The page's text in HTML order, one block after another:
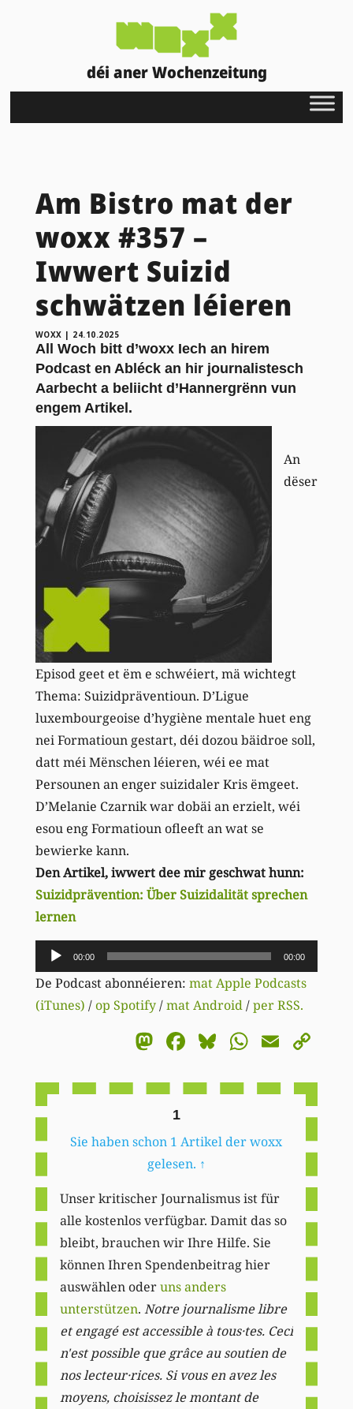
déi aner Wochenzeitung
Am Bistro mat der
woxx #357 –
Iwwert Suizid
schwätzen léieren
WOXX | 24.10.2025
All Woch bitt d’woxx Iech an hirem
Podcast en Abléck an hir journalistesch
Aarbecht a beliicht d’Hannergrënn vun
engem Artikel.
An
dëser
Episod geet et ëm e schwéiert, mä wichtegt
Thema: Suizidpräventioun. D’Ligue
luxembourgeoise d’hygiène mentale huet eng
nei Formatioun gestart, déi dozou bäidroe soll,
datt méi Mënschen léieren, wéi ee mat
Persounen an enger suizidaler Kris ëmgeet.
D’Melanie Czarnik war dobäi an erzielt, wéi
esou eng Formatioun ofleeft an wat se
bewierke kann.
Den Artikel, iwwert dee mir geschwat hunn:
Suizidprävention: Über Suizidalität sprechen
lernen
Audio-
Player
00:00 00:00
De Podcast abonnéieren: mat Apple Podcasts
(iTunes) /op Spotify/mat Android/per RSS.
Mastodon
Facebook
BlueskyEmail
1
Sie haben schon 1 Artikel der woxx
gelesen. ↑
Unser kritischer Journalismus ist für
alle kostenlos verfügbar. Damit das so
bleibt, brauchen wir Ihre Hilfe. Sie
können Ihren Spendenbeitrag hier
auswählen oderuns anders
unterstützen. Notre journalisme libre
et engagé est accessible à tous·tes. Ceci
n'est possible que grâce au soutien de
nos lecteur·rices. Si vous en avez les
moyens, choisissez le montant de